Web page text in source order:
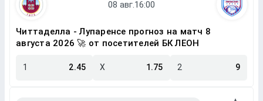
Читтаделла - Лупаренсе прогноз на матч 8
августа 2026 🚀 от посетителей БК ЛЕОН
1 2.45 X 1.75 2 9